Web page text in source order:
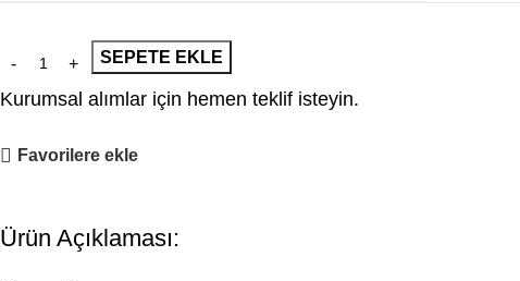
SEPETE EKLE
Kurumsal alımlar için hemen teklif isteyin.
Favorilere ekle
Ürün Açıklaması: